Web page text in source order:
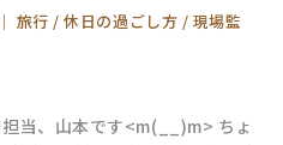
｜ 旅行 休日の過ごし方
現場監
当、山本です<m(__)m> ちょ